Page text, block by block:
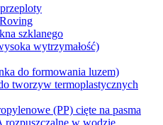
szklanego
wytrzymałość)
do formowania luzem)
tworzyw termoplastycznych
(PP) cięte na pasma
rozpuszczalne w wodzie